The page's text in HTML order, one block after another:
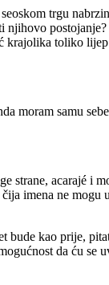
trgu
krajolika toliko
moram samu
strane, acarajé i
imena ne mogu
bude kao prije,
da ću se